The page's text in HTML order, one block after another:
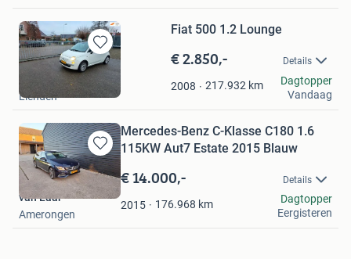
Bewaren
in
Favorieten
Fiat 500 1.2 Lounge
€ 2.850,- Details
2008 217.932 km
MBSmart
Lienden
Dagtopper
Vandaag
Bewaren
in
Mijn
Favorieten
Mercedes-Benz C-Klasse C180 1.6
115KW Aut7 Estate 2015 Blauw
€ 14.000,- Details
2015 176.968 km
van Laar
Amerongen
Dagtopper
Eergisteren